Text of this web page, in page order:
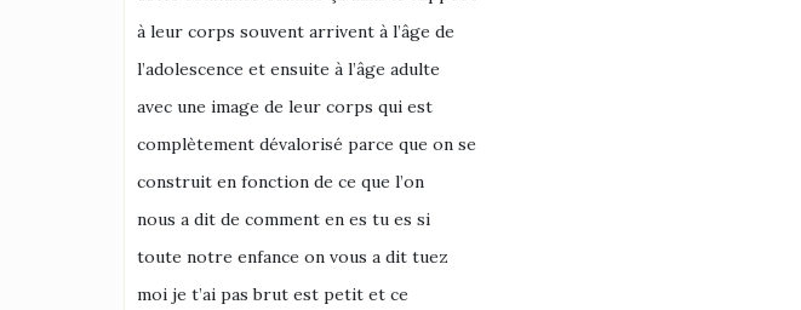
à leur corps souvent arrivent à l’âge de
l’adolescence et ensuite à l’âge adulte
avec une image de leur corps qui est
complètement dévalorisé parce que on se
construit en fonction de ce que l’on
nous a dit de comment en es tu es si
toute notre enfance on vous a dit tuez
moi je t’ai pas brut est petit et ce